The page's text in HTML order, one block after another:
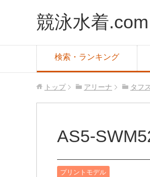
競泳水着.com
検索・ランキング
トップ アリーナ タフ
AS5-
プリントモデル